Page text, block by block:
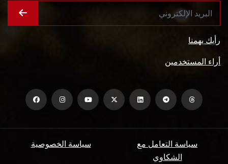
رأيك يهمنا
أراء المستخدمين
سياسة الخصوصية
سياسة التعامل مع
الشكاوي